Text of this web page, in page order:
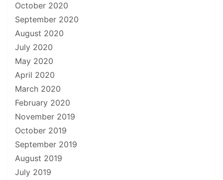
October 2020
September 2020
August 2020
July 2020
May 2020
April 2020
March 2020
February 2020
November 2019
October 2019
September 2019
August 2019
July 2019